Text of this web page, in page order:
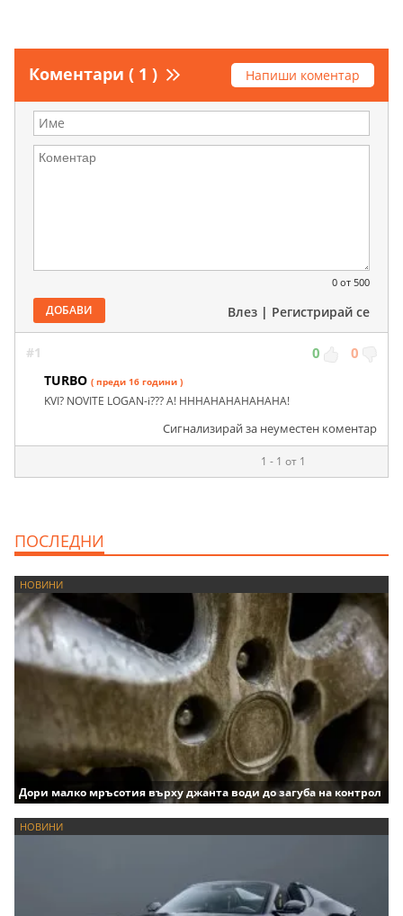
Коментари ( 1 ) Напиши коментар
0 от 500
ДОБАВИ Влез | Регистрирай се
#1 0 0
TURBO ( преди 16 години )
KVI? NOVITE LOGAN-i??? A! HHHAHAHAHAHAHA!
Сигнализирай за неуместен коментар
1 - 1 от 1
ПОСЛЕДНИ
НОВИНИ
Дори малко мръсотия върху джанта води до загуба на контрол
НОВИНИ